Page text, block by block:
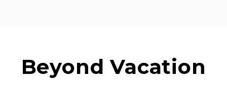
Beyond Vacation